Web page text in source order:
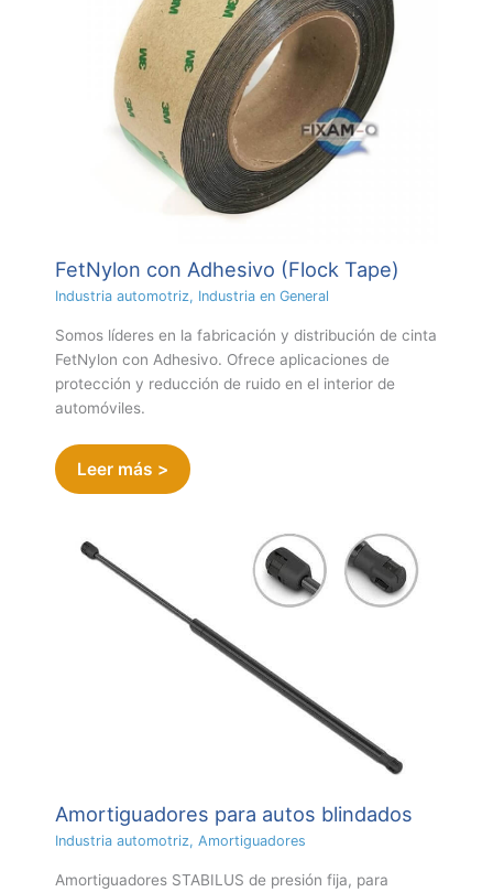
FetNylon con Adhesivo (Flock Tape)
Industria automotriz, Industria en General
Somos líderes en la fabricación y distribución de cinta
FetNylon con Adhesivo. Ofrece aplicaciones de
protección y reducción de ruido en el interior de
automóviles.
Leer más >
Amortiguadores para autos blindados
Industria automotriz,Amortiguadores
Amortiguadores STABILUS de presión fija, para